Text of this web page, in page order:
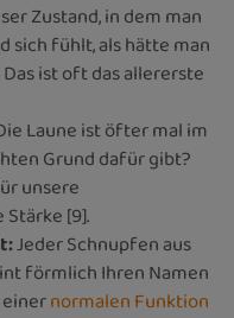
Zustand, in dem man
sich fühlt, als hätte man
ist oft das allererste
Laune ist öfter mal im
Grund dafür gibt?
unsere
[9].
Jeder Schnupfen aus
förmlich Ihren Namen
normalen Funktion